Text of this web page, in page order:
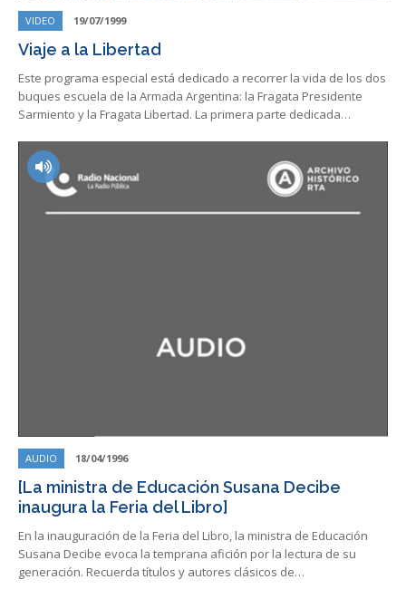
VIDEO 19/07/1999
Viaje a la Libertad
Este programa especial está dedicado a recorrer la vida de los dos
buques escuela de la Armada Argentina: la Fragata Presidente
Sarmiento y la Fragata Libertad. La primera parte dedicada…
AUDIO 18/04/1996
[La ministra de Educación Susana Decibe
inaugura la Feria del Libro]
En la inauguración de la Feria del Libro, la ministra de Educación
Susana Decibe evoca la temprana afición por la lectura de su
generación. Recuerda títulos y autores clásicos de…